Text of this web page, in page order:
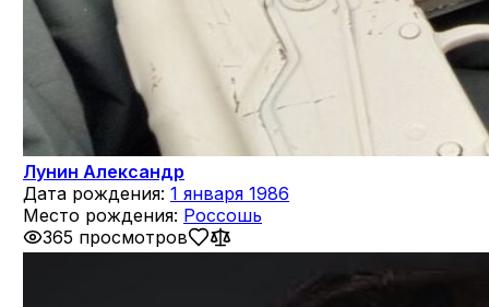
Лунин Александр
Дата рождения: 1 января 1986
Место рождения: Россошь
365 просмотров